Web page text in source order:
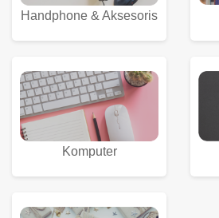
Handphone & Aksesoris
Komputer